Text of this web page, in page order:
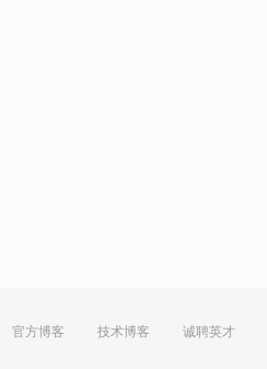
官方博客 技术博客 诚聘英才